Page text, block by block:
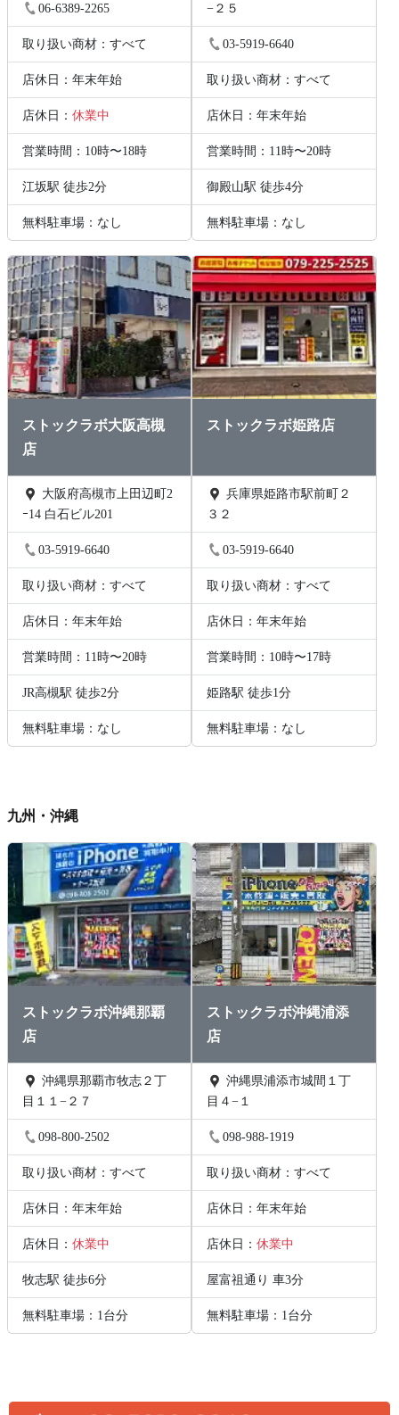
06-6389-2265
取り扱い商材：すべて
店休日：年末年始
店休日： 休業中
営業時間：10時〜18時
江坂駅 徒歩2分
無料駐車場：なし
−２５
03-5919-6640
取り扱い商材：すべて
店休日：年末年始
営業時間：11時〜20時
御殿山駅 徒歩4分
無料駐車場：なし
ストックラボ大阪高槻
店
ｰ14 白石ビル201
03-5919-6640
取り扱い商材：すべて
店休日：年末年始
営業時間：11時〜20時
JR高槻駅 徒歩2分
無料駐車場：なし
ストックラボ姫路店
兵庫県姫路市駅前町２
３２
03-5919-6640
取り扱い商材：すべて
店休日：年末年始
営業時間：10時〜17時
姫路駅 徒歩1分
無料駐車場：なし
九州・沖縄
ストックラボ沖縄那覇
店
目１１−２７
098-800-2502
取り扱い商材：すべて
店休日：年末年始
店休日： 休業中
牧志駅 徒歩6分
無料駐車場：1台分
ストックラボ沖縄浦添
店
沖縄県浦添市城間１丁
目４−１
098-988-1919
取り扱い商材：すべて
店休日：年末年始
店休日：休業中
屋富祖通り 車3分
無料駐車場：1台分